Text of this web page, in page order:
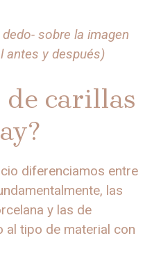
sobre la imagen
antes y después)
de carillas
diferenciamos entre
las
y las de
al tipo de material con